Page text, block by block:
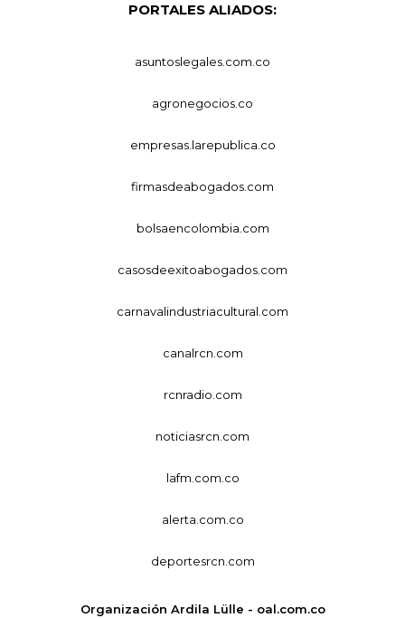
PORTALES ALIADOS:
asuntoslegales.com.co
agronegocios.co
empresas.larepublica.co
firmasdeabogados.com
bolsaencolombia.com
casosdeexitoabogados.com
carnavalindustriacultural.com
canalrcn.com
rcnradio.com
noticiasrcn.com
lafm.com.co
alerta.com.co
deportesrcn.com
Organización Ardila Lülle - oal.com.co